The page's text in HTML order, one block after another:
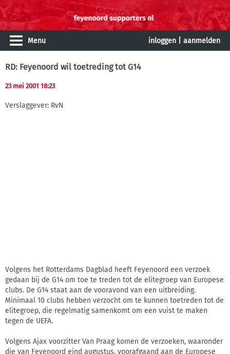
Menu inloggen aanmelden
RD: Feyenoord wil toetreding tot G14
23 mei 2001 18:23
Verslaggever: RvN
Volgens het Rotterdams Dagblad heeft Feyenoord een verzoek
gedaan bij de G14 om toe te treden tot de elitegroep van Europese
clubs. De G14 staat aan de vooravond van een uitbreiding.
Minimaal 10 clubs hebben verzocht om te kunnen toetreden tot de
elitegroep, die regelmatig samenkomt om een vuist te maken
tegen de UEFA.
Volgens Ajax voorzitter Van Praag komen de verzoeken, waaronder
die van Feyenoord eind augustus, voorafgaand aan de Europese